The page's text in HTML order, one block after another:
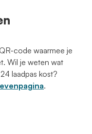
code waarmee je
Wil je weten wat
laadpas kost?
.